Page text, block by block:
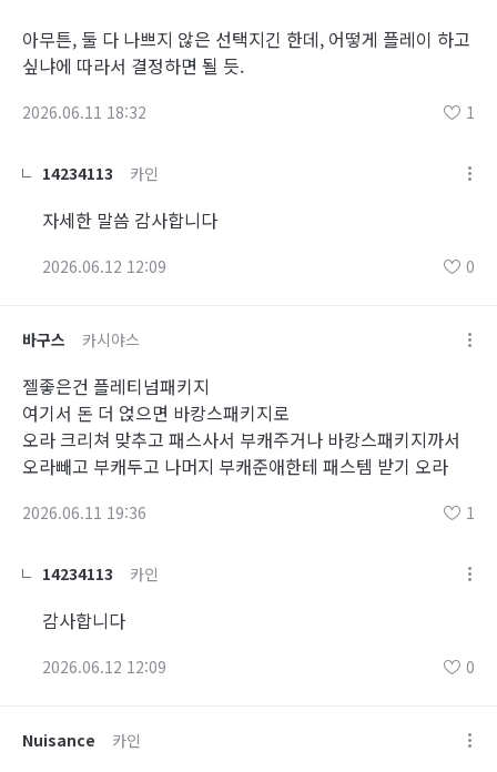
아무튼, 둘 다 나쁘지 않은 선택지긴 한데, 어떻게 플레이 하고
싶냐에 따라서 결정하면 될 듯.
2026.06.11 18:32 1
14234113 카인
자세한 말씀 감사합니다
2026.06.12 12:09 0
바구스 카시야스
젤좋은건 플레티넘패키지
여기서 돈 더 얹으면 바캉스패키지로
오라 크리쳐 맞추고 패스사서 부캐주거나 바캉스패키지까서
오라빼고 부캐두고 나머지 부캐준애한테 패스템 받기 오라
2026.06.11 19:36 1
14234113 카인
감사합니다
2026.06.12 12:09 0
Nuisance 카인